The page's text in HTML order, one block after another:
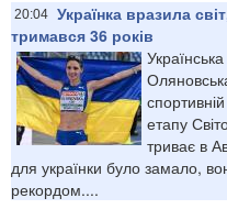
20:04 Українка вразила
тримався 36 років
етапу
триває в
для українки було замало,
рекордом....